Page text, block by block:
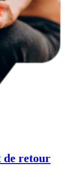
de retour